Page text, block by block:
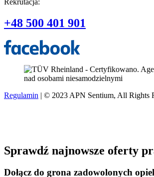
+48 500 401 901
Regulamin | © 2023 APN Sentium, All Rights
Sprawdź najnowsze oferty
Dołącz do grona zadowolonych